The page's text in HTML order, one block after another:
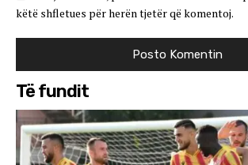
këtë shfletues për herën tjetër që komentoj.
Të fundit